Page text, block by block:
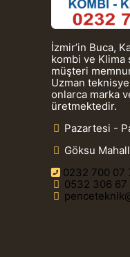
İzmir’in Buca,
kombi ve
müşteri
Uzman
onlarca marka
üretmektedir.
Pazartesi -
Göksu
0232 700 07
0532 306 67